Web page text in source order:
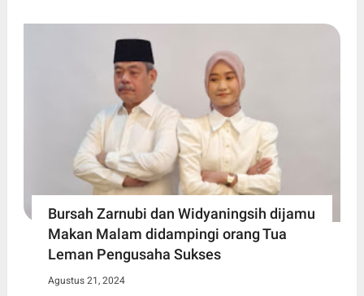
Bursah Zarnubi dan Widyaningsih dijamu
Makan Malam didampingi orang Tua
Leman Pengusaha Sukses
Agustus 21, 2024